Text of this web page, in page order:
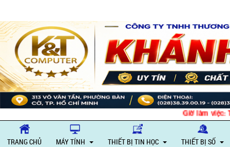
Giờ làm việc:
TRANG CHỦ MÁY TÍNH THIẾT BỊ TIN HỌC THIẾT BỊ SỐ